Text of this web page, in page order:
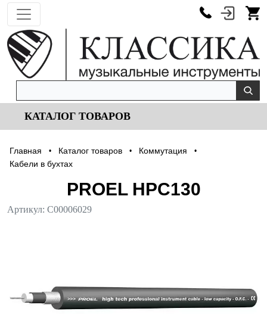
КАТАЛОГ ТОВАРОВ
Главная • Каталог товаров • Коммутация •
Кабели в бухтах
PROEL HPC130
Артикул: С00006029